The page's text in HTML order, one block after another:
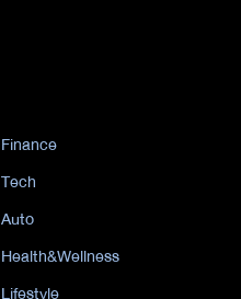
Finance
Tech
Auto
Health&Wellness